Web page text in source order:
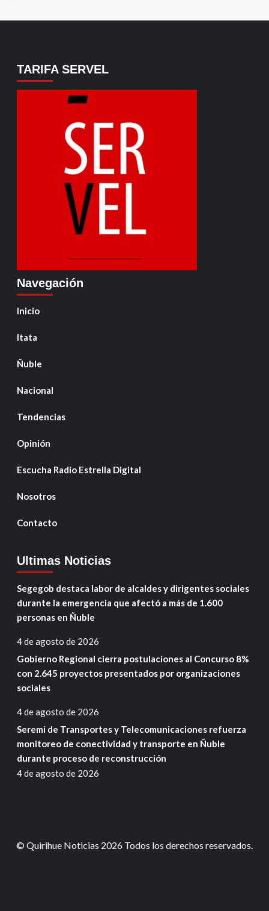
TARIFA SERVEL
Navegación
Inicio
Itata
Ñuble
Nacional
Tendencias
Opinión
Escucha Radio Estrella Digital
Nosotros
Contacto
Ultimas Noticias
Segegob destaca labor de alcaldes y dirigentes sociales
durante la emergencia que afectó a más de 1.600
personas en Ñuble
4 de agosto de 2026
Gobierno Regional cierra postulaciones al Concurso 8%
con 2.645 proyectos presentados por organizaciones
sociales
4 de agosto de 2026
Seremi de Transportes y Telecomunicaciones refuerza
monitoreo de conectividad y transporte en Ñuble
durante proceso de reconstrucción
4 de agosto de 2026